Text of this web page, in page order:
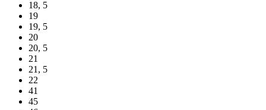
18, 5
19
19, 5
20
20, 5
21
21, 5
22
41
45